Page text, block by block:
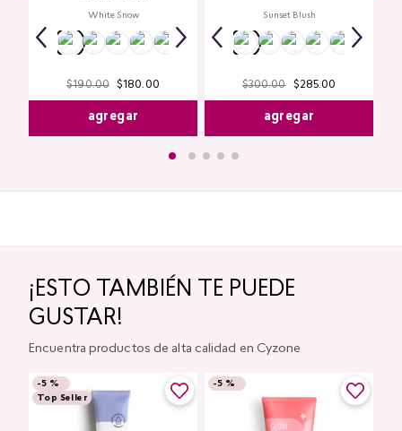
White Snow
$190.00 $180.00
agregar
Sunset Blush
$300.00 $285.00
agregar
¡ESTO TAMBIÉN TE PUEDE
GUSTAR!
Encuentra productos de alta calidad en Cyzone
-5 %
Top Seller
-5 %